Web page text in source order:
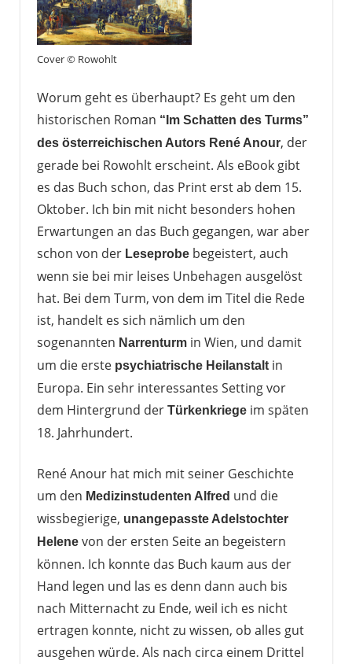
Cover © Rowohlt
Worum geht es überhaupt? Es geht um den
historischen Roman “Im Schatten des Turms”
des österreichischen Autors René Anour, der
gerade bei Rowohlt erscheint. Als eBook gibt
es das Buch schon, das Print erst ab dem 15.
Oktober. Ich bin mit nicht besonders hohen
Erwartungen an das Buch gegangen, war aber
schon von der Leseprobe begeistert, auch
wenn sie bei mir leises Unbehagen ausgelöst
hat. Bei dem Turm, von dem im Titel die Rede
ist, handelt es sich nämlich um den
sogenannten Narrenturmin Wien, und damit
um die erste psychiatrische Heilanstaltin
Europa. Ein sehr interessantes Setting vor
dem Hintergrund der Türkenkriegeim späten
18. Jahrhundert.
René Anour hat mich mit seiner Geschichte
um den Medizinstudenten Alfred und die
wissbegierige, unangepasste Adelstochter
Helenevon der ersten Seite an begeistern
können. Ich konnte das Buch kaum aus der
Hand legen und las es denn dann auch bis
nach Mitternacht zu Ende, weil ich es nicht
ertragen konnte, nicht zu wissen, ob alles gut
ausgehen würde. Als nach circa einem Drittel